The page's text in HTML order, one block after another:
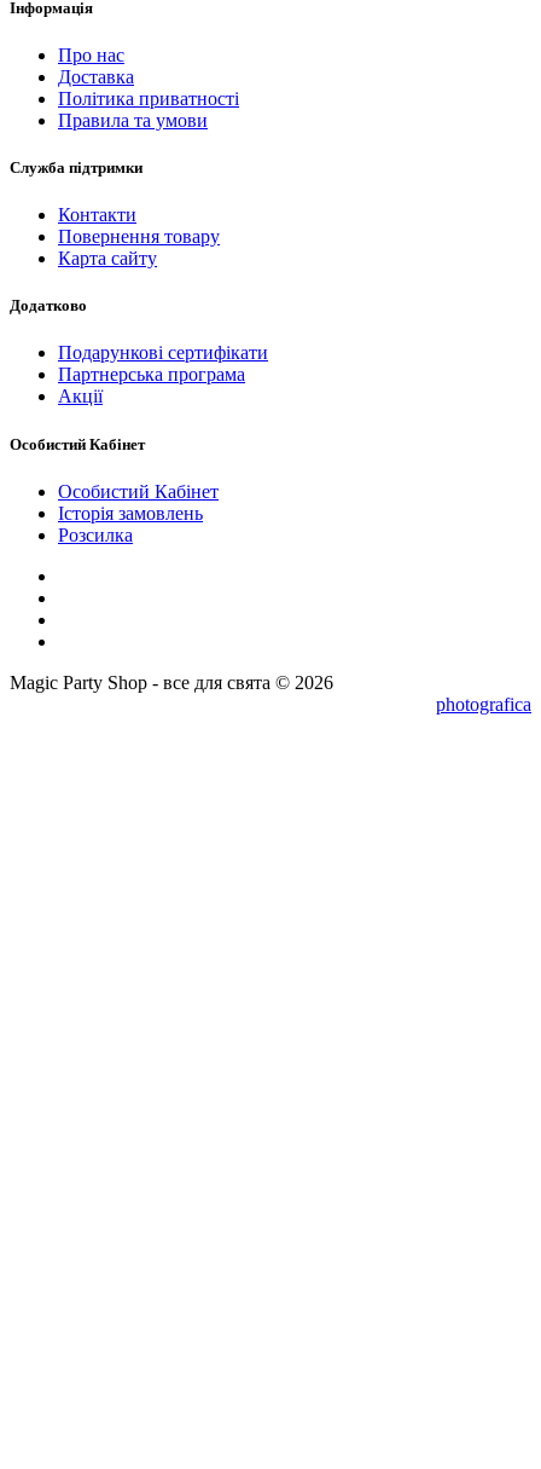
Інформація
Про нас
Доставка
Політика приватності
Правила та умови
Служба підтримки
Контакти
Повернення товару
Карта сайту
Додатково
Подарункові сертифікати
Партнерська програма
Акції
Особистий Кабінет
Особистий Кабінет
Історія замовлень
Розсилка
Magic Party Shop - все для свята © 2026
photografica